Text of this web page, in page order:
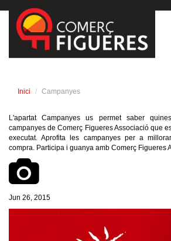
Inici Campanyes
L'apartat Campanyes us permet saber
campanyes de Comerç Figueres Associació que
executat. Aprofita les campanyes per a
compra. Participa i guanya amb Comerç Figueres
Jun 26, 2015